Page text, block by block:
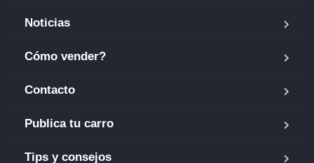
Noticias
Cómo vender?
Contacto
Publica tu carro
Tips y consejos